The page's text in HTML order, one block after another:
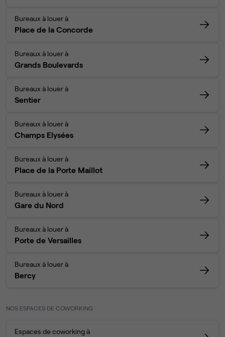
Bureaux à louer à
Place de la Concorde
Bureaux à louer à
Grands Boulevards
Bureaux à louer à
Sentier
Bureaux à louer à
Champs Elysées
Bureaux à louer à
Place de la Porte Maillot
Bureaux à louer à
Gare du Nord
Bureaux à louer à
Porte de Versailles
Bureaux à louer à
Bercy
NOS ESPACES DE COWORKING
Espaces de coworking à